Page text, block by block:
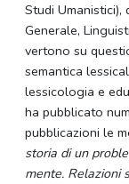
Studi Umanistici),
Generale,
vertono su
semantica
lessicologia e
ha pubblicato
pubblicazioni le
storia di un
mente. Relazioni